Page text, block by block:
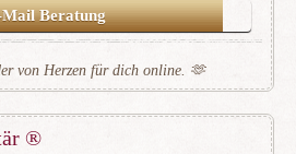
Beratung
von Herzen für dich online. 🫶
®